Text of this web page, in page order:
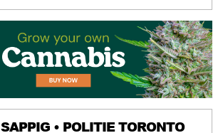
SAPPIG • POLITIE TORONTO